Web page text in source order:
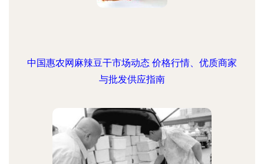
中国惠农网麻辣豆干市场动态 价格行情、优质商家
与批发供应指南